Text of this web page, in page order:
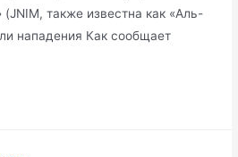
также известна как «Аль-
нападения Как сообщает